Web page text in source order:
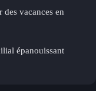
vacances en
épanouissant